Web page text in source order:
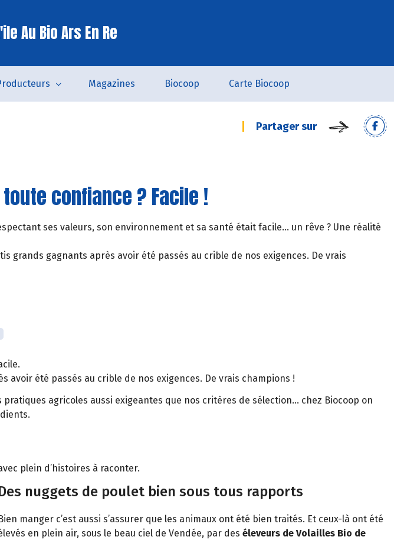
Au Bio Ars En Re
Magazines Biocoop Carte Biocoop
Partager sur
confiance ? Facile !
ses valeurs, son environnement et sa santé était facile… un rêve ? Une réalité
grands gagnants après avoir été passés au crible de nos exigences. De vrais
été passés au crible de nos exigences. De vrais champions !
agricoles aussi exigeantes que nos critères de sélection… chez Biocoop on
plein d’histoires à raconter.
nuggets de poulet bien sous tous rapports
manger c’est aussi s’assurer que les animaux ont été bien traités. Et ceux-là ont été
en plein air, sous le beau ciel de Vendée, par des éleveurs de Volailles Bio de